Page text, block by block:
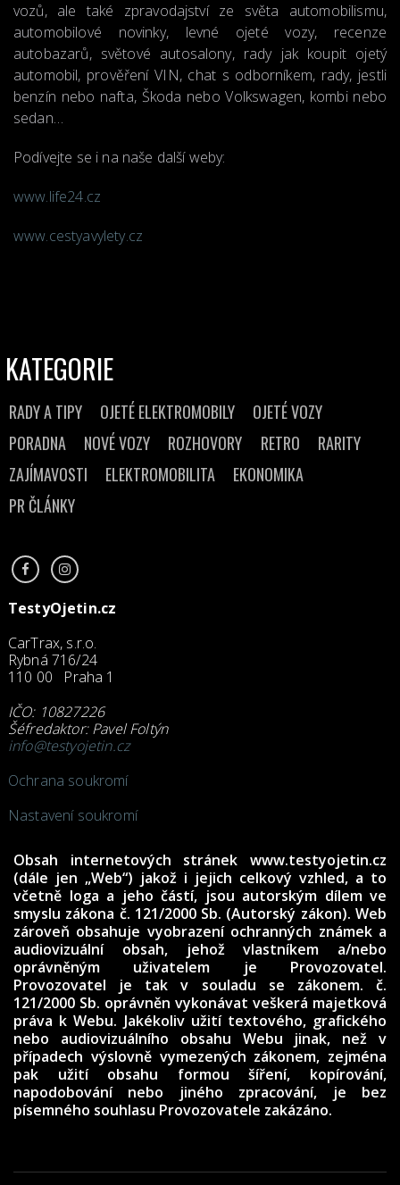
vozů, ale také zpravodajství ze světa automobilismu,
automobilové novinky, levné ojeté vozy, recenze
autobazarů, světové autosalony, rady jak koupit ojetý
automobil, prověření VIN, chat s odborníkem, rady, jestli
benzín nebo nafta, Škoda nebo Volkswagen, kombi nebo
sedan…
Podívejte se i na naše další weby:
www.life24.cz
www.cestyavylety.cz
KATEGORIE
RADY A TIPY OJETÉ ELEKTROMOBILY
OJETÉ VOZY
PORADNA
NOVÉ VOZY ROZHOVORY RETRO
RARITY
ZAJÍMAVOSTI
ELEKTROMOBILITA
EKONOMIKA
PR ČLÁNKY
TestyOjetin.cz
CarTrax, s.r.o.
Rybná 716/24
110 00 Praha 1
IČO: 10827226
Šéfredaktor: Pavel Foltýn
info@testyojetin.cz
Ochrana soukromí
Nastavení soukromí
Obsah internetových stránek www.testyojetin.cz
(dále jen „Web“) jakož i jejich celkový vzhled, a to
včetně loga a jeho částí, jsou autorským dílem ve
smyslu zákona č. 121/2000 Sb. (Autorský zákon). Web
zároveň obsahuje vyobrazení ochranných známek a
audiovizuální obsah, jehož vlastníkem a/nebo
oprávněným uživatelem je Provozovatel.
Provozovatel je tak v souladu se zákonem. č.
121/2000 Sb. oprávněn vykonávat veškerá majetková
práva k Webu. Jakékoliv užití textového, grafického
nebo audiovizuálního obsahu Webu jinak, než v
případech výslovně vymezených zákonem, zejména
pak užití obsahu formou šíření, kopírování,
napodobování nebo jiného zpracování, je bez
písemného souhlasu Provozovatele zakázáno.